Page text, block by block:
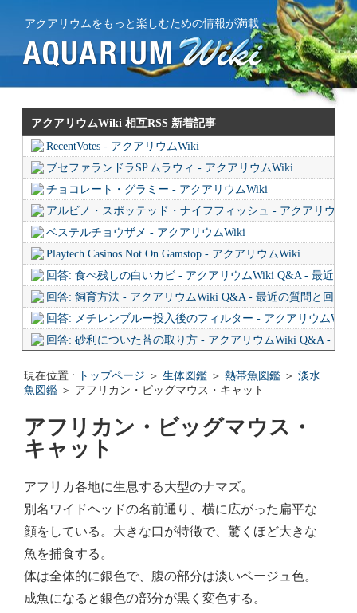
アクアリウムをもっと楽しむための情報が満載
アクアリウムWiki 相互RSS 新着記事
RecentVotes - アクアリウムWiki
ブセファランドラSP.ムラウィ - アクアリウムWiki
チョコレート・グラミー - アクアリウムWiki
アルビノ・スポッテッド・ナイフフィッシュ - アクアリウム
ベステルチョウザメ - アクアリウムWiki
Playtech Casinos Not On Gamstop - アクアリウムWiki
回答: 食べ残しの白いカビ - アクアリウムWiki Q&A - 最近の
回答: 飼育方法 - アクアリウムWiki Q&A - 最近の質問と回答
回答: メチレンブルー投入後のフィルター - アクアリウム
回答: 砂利についた苔の取り方 - アクアリウムWiki Q&A - 最
回答: ガラス面に卵を産まない貝っていますか？ - アクアリ
現在位置 : トップページ ＞ 生体図鑑 ＞ 熱帯魚図鑑 ＞ 淡水
魚図鑑 ＞ アフリカン・ビッグマウス・キャット
アフリカン・ビッグマウス・
キャット
アフリカ各地に生息する大型のナマズ。
別名ワイドヘッドの名前通り、横に広がった扁平な
顔をしている。大きな口が特徴で、驚くほど大きな
魚を捕食する。
体は全体的に銀色で、腹の部分は淡いベージュ色。
成魚になると銀色の部分が黒く変色する。